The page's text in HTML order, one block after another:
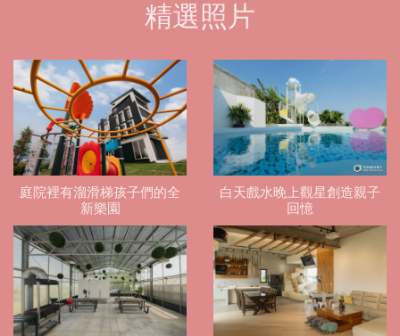
精選照片
庭院裡有溜滑梯孩子們的全
新樂園
白天戲水晚上觀星創造親子
回憶